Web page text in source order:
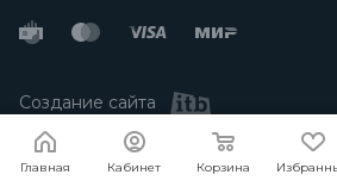
Создание сайта
Главная Кабинет Корзина
Мы используем файлы cookie.